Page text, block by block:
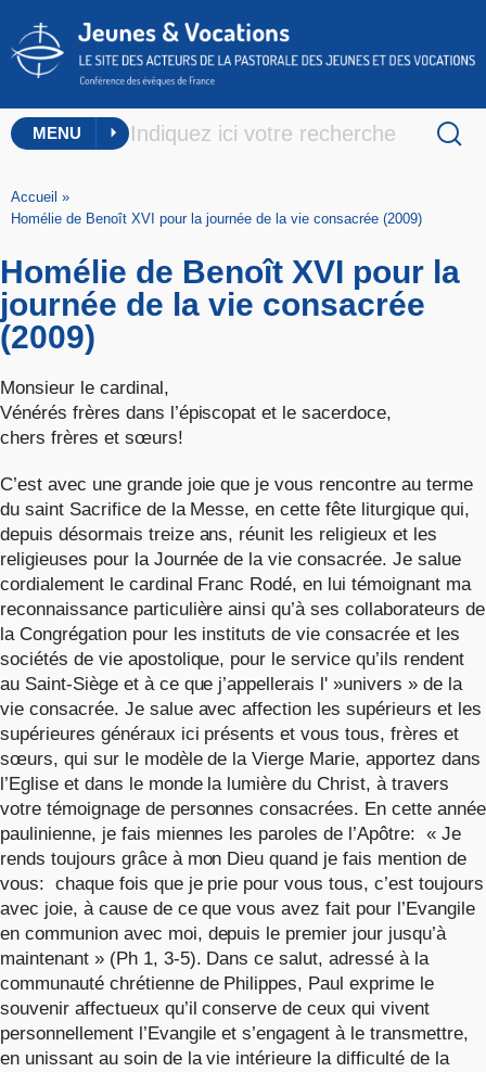
MENU
Accueil »
Homélie de Benoît XVI pour la journée de la vie consacrée (2009)
Homélie de Benoît XVI pour la
journée de la vie consacrée
(2009)
Monsieur le cardinal,
Vénérés frères dans l’épiscopat et le sacerdoce,
chers frères et sœurs!
C’est avec une grande joie que je vous rencontre au terme
du saint Sacrifice de la Messe, en cette fête liturgique qui,
depuis désormais treize ans, réunit les religieux et les
religieuses pour la Journée de la vie consacrée. Je salue
cordialement le cardinal Franc Rodé, en lui témoignant ma
reconnaissance particulière ainsi qu’à ses collaborateurs de
la Congrégation pour les instituts de vie consacrée et les
sociétés de vie apostolique, pour le service qu’ils rendent
au Saint-Siège et à ce que j’appellerais l' »univers » de la
vie consacrée. Je salue avec affection les supérieurs et les
supérieures généraux ici présents et vous tous, frères et
sœurs, qui sur le modèle de la Vierge Marie, apportez dans
l’Eglise et dans le monde la lumière du Christ, à travers
votre témoignage de personnes consacrées. En cette année
paulinienne, je fais miennes les paroles de l’Apôtre: « Je
rends toujours grâce à mon Dieu quand je fais mention de
vous: chaque fois que je prie pour vous tous, c’est toujours
avec joie, à cause de ce que vous avez fait pour l’Evangile
en communion avec moi, depuis le premier jour jusqu’à
maintenant » (Ph 1, 3-5). Dans ce salut, adressé à la
communauté chrétienne de Philippes, Paul exprime le
souvenir affectueux qu’il conserve de ceux qui vivent
personnellement l’Evangile et s’engagent à le transmettre,
en unissant au soin de la vie intérieure la difficulté de la